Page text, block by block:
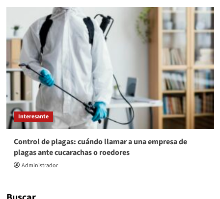
Interesante
Control de plagas: cuándo llamar a una empresa de
plagas ante cucarachas o roedores
Administrador